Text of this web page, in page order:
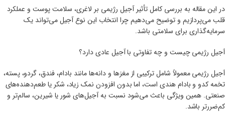
در این مقاله به بررسی کامل تأثیر آجیل رژیمی بر لاغری، سلامت پوست و عملکرد
قلب می‌پردازیم و توضیح می‌دهیم چرا انتخاب این نوع آجیل می‌تواند یک
سرمایه‌گذاری برای سلامتی باشد.
آجیل رژیمی چیست و چه تفاوتی با آجیل عادی دارد؟
آجیل رژیمی معمولاً شامل ترکیبی از مغزها و دانه‌ها مانند بادام، فندق، گردو، پسته،
تخمه کدو و بادام هندی است، اما بدون افزودن نمک زیاد، شکر یا طعم‌دهنده‌های
صنعتی. همین ویژگی باعث می‌شود نسبت به آجیل‌های شور یا شیرین، سالم‌تر و
کم‌ضررتر باشد.